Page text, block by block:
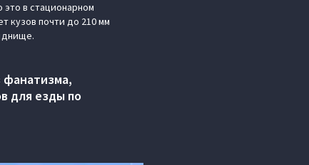
в стационарном
кузов почти до 210 мм
днище.
фанатизма,
для езды по